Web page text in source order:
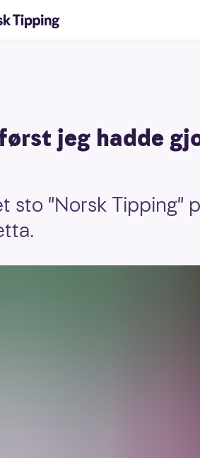
jeg hadde
sto "Norsk Tipping"